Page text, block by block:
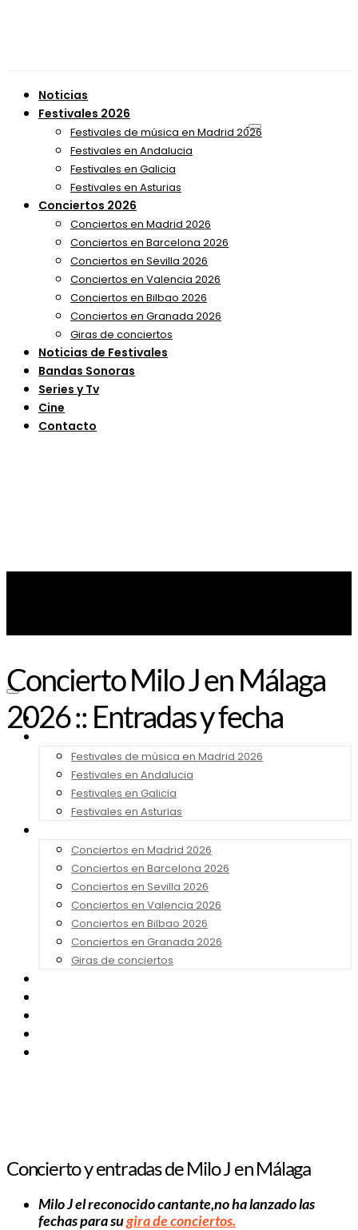
Noticias
Festivales 2026
Festivales de música en Madrid 2026
Festivales en Andalucia
Festivales en Galicia
Festivales en Asturias
Conciertos 2026
Conciertos en Madrid 2026
Conciertos en Barcelona 2026
Conciertos en Sevilla 2026
Conciertos en Valencia 2026
Conciertos en Bilbao 2026
Conciertos en Granada 2026
Giras de conciertos
Noticias de Festivales
Bandas Sonoras
Series y Tv
Cine
Contacto
Noticias
Festivales de música en Madrid 2026
Festivales en Andalucia
Festivales en Galicia
Festivales en Asturias
Conciertos en Madrid 2026
Conciertos en Barcelona 2026
Conciertos en Sevilla 2026
Conciertos en Valencia 2026
Conciertos en Bilbao 2026
Conciertos en Granada 2026
Giras de conciertos
Concierto Milo J en Málaga
2026 :: Entradas y fecha
Concierto y entradas de Milo J en Málaga
Milo J el reconocido cantante,no ha lanzado las
fechas para sugira de conciertos.